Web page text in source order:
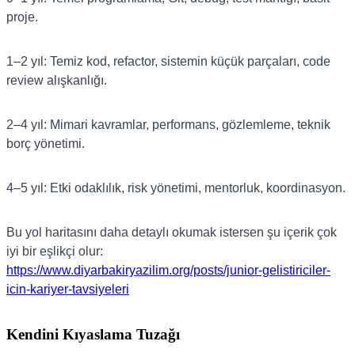
proje.
1–2 yıl: Temiz kod, refactor, sistemin küçük parçaları, code
review alışkanlığı.
2–4 yıl: Mimari kavramlar, performans, gözlemleme, teknik
borç yönetimi.
4–5 yıl: Etki odaklılık, risk yönetimi, mentorluk, koordinasyon.
Bu yol haritasını daha detaylı okumak istersen şu içerik çok
iyi bir eşlikçi olur:
https://www.diyarbakiryazilim.org/posts/junior-gelistiriciler-
icin-kariyer-tavsiyeleri
Kendini Kıyaslama Tuzağı